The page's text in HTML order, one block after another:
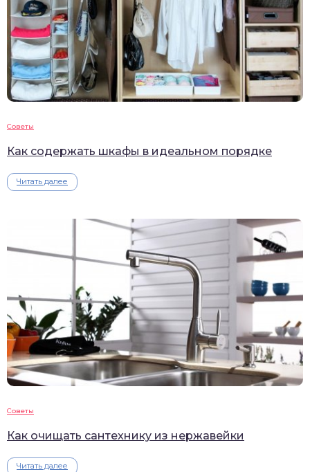
Советы
Как содержать шкафы в идеальном порядке
Читать далее
Советы
Как очищать сантехнику из нержавейки
Читать далее